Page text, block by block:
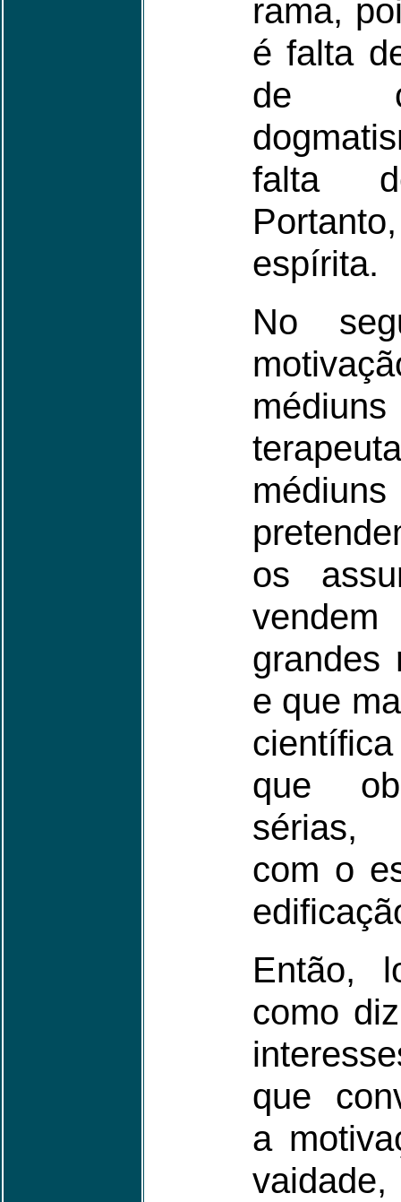
rama,
é falta
de
falta
espírita.
No
os
grandes
e que
que
sérias,
com o
Então,
como
que
a